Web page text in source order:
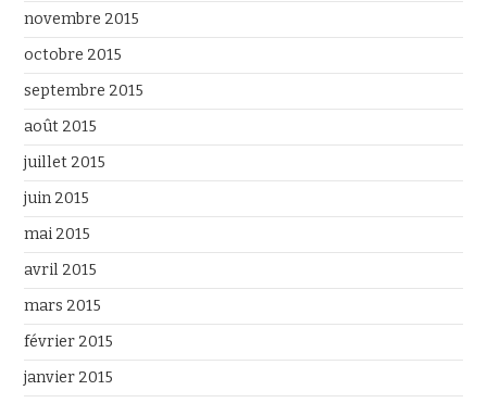
novembre 2015
octobre 2015
septembre 2015
août 2015
juillet 2015
juin 2015
mai 2015
avril 2015
mars 2015
février 2015
janvier 2015